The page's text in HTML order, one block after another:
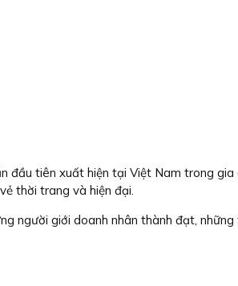
tiên xuất hiện tại Việt Nam trong
thời trang và hiện đại.
người giới doanh nhân thành đạt,